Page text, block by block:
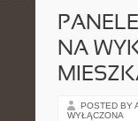
NA
POSTED BY
WYŁĄCZONA